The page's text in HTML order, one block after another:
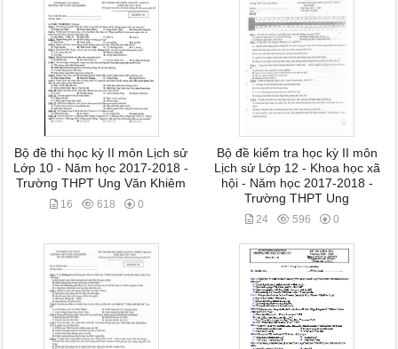
Bộ đề thi học kỳ II môn Lịch sử
Lớp 10 - Năm học 2017-2018 -
Trường THPT Ung Văn Khiêm
16 618 0
Bộ đề kiểm tra học kỳ II môn
Lịch sử Lớp 12 - Khoa học xã
hội - Năm học 2017-2018 -
Trường THPT Ung
24 596 0